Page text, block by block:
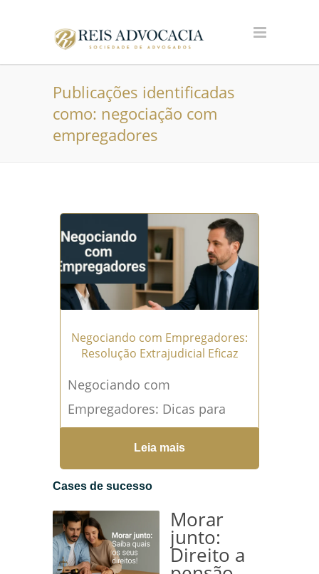
Publicações identificadas
como: negociação com
empregadores
Negociando com Empregadores:
Resolução Extrajudicial Eficaz
Negociando com
Empregadores: Dicas para
Resoluções Extrajudiciais
Disputas relacionadas a
vínculo empregatício, FGTS,
podem ser desgastantes e
muitas...Leia mais →
Leia mais
Cases de sucesso
Morar
junto:
Direito a